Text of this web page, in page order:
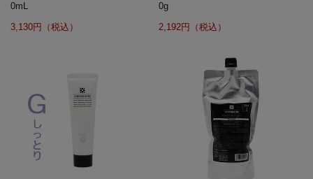
0mL
3,130円（税込）
0g
2,192円（税込）